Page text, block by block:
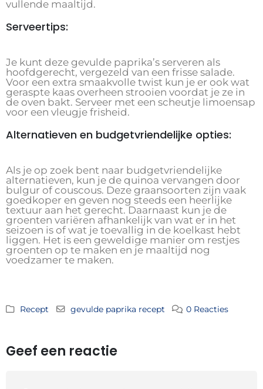
vullende maaltijd.
Serveertips:
Je kunt deze gevulde paprika’s serveren als
hoofdgerecht, vergezeld van een frisse salade.
Voor een extra smaakvolle twist kun je er ook wat
geraspte kaas overheen strooien voordat je ze in
de oven bakt. Serveer met een scheutje limoensap
voor een vleugje frisheid.
Alternatieven en budgetvriendelijke opties:
Als je op zoek bent naar budgetvriendelijke
alternatieven, kun je de quinoa vervangen door
bulgur of couscous. Deze graansoorten zijn vaak
goedkoper en geven nog steeds een heerlijke
textuur aan het gerecht. Daarnaast kun je de
groenten variëren afhankelijk van wat er in het
seizoen is of wat je toevallig in de koelkast hebt
liggen. Het is een geweldige manier om restjes
groenten op te maken en je maaltijd nog
voedzamer te maken.
Recept gevulde paprika recept 0 Reacties
Geef een reactie